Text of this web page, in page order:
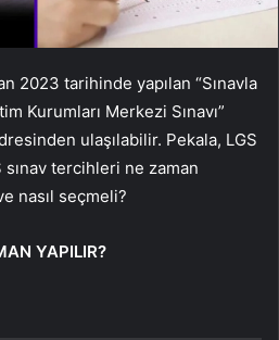
2023 tarihinde yapılan “Sınavla
Kurumları Merkezi Sınavı”
ulaşılabilir. Pekala, LGS
tercihleri ​​ne zaman
nasıl seçmeli?
YAPILIR?